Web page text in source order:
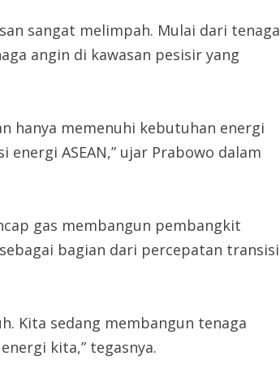
sangat melimpah. Mulai dari tenaga
angin di kawasan pesisir yang
hanya memenuhi kebutuhan energi
ASEAN,” ujar Prabowo dalam
gas membangun pembangkit
bagian dari percepatan transisi
Kita sedang membangun tenaga
kita,” tegasnya.